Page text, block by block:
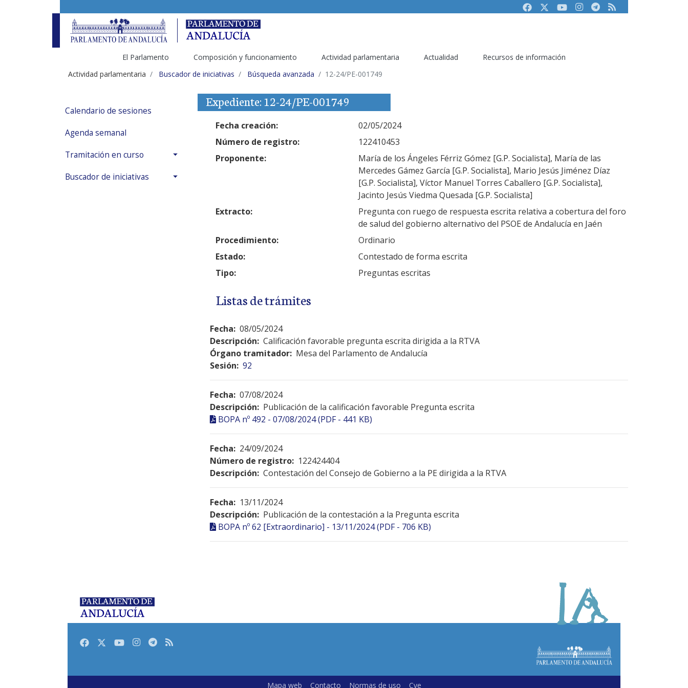
FacebookTwitterYoutubeInstagram
Telegram
RSS
El Parlamento Composición y funcionamiento Actividad parlamentaria Actualidad
Recursos de información
Actividad parlamentaria
Buscador de iniciativas Búsqueda avanzada 12-24/PE-001749
Calendario de sesiones
Agenda semanal
Tramitación en curso
Buscador de iniciativas
Expediente: 12-24/PE-001749
Fecha creación:
02/05/2024
Número de registro:
122410453
Proponente:
María de los Ángeles Férriz Gómez [G.P. Socialista], María de las
Mercedes Gámez García [G.P. Socialista], Mario Jesús Jiménez Díaz
[G.P. Socialista], Víctor Manuel Torres Caballero [G.P. Socialista],
Jacinto Jesús Viedma Quesada [G.P. Socialista]
Extracto:
Pregunta con ruego de respuesta escrita relativa a cobertura del foro
de salud del gobierno alternativo del PSOE de Andalucía en Jaén
Procedimiento:
Ordinario
Estado:
Contestado de forma escrita
Tipo:
Preguntas escritas
Listas de trámites
Fecha: 08/05/2024
Descripción: Calificación favorable pregunta escrita dirigida a la RTVA
Órgano tramitador: Mesa del Parlamento de Andalucía
Sesión: 92
Fecha: 07/08/2024
Descripción: Publicación de la calificación favorable Pregunta escrita
BOPA nº 492 - 07/08/2024 (PDF - 441 KB)
Fecha: 24/09/2024
Número de registro: 122424404
Descripción: Contestación del Consejo de Gobierno a la PE dirigida a la RTVA
Fecha: 13/11/2024
Descripción: Publicación de la contestación a la Pregunta escrita
BOPA nº 62 [Extraordinario] - 13/11/2024 (PDF - 706 KB)
FacebookTwitterYoutubeInstagram
Telegram
RSS
Mapa web Contacto Normas de uso Cve